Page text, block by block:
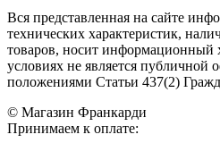
Вся представленная на сайте
технических характеристик,
товаров, носит информационный
условиях не является публичной
положениями Статьи 437(2)
© Магазин Франкарди
Принимаем к оплате: